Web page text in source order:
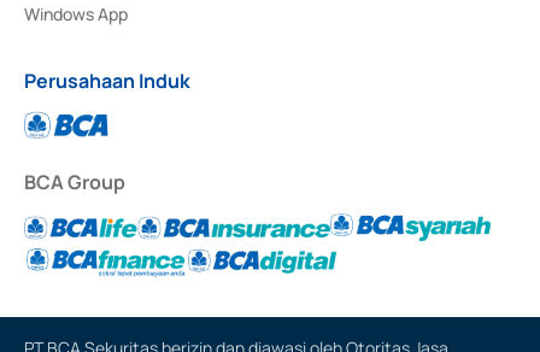
Windows App
Perusahaan Induk
BCA Group